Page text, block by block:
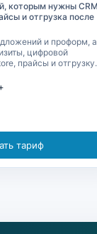
которым нужны
и отгрузка после
и проформ, а
цифровой
прайсы и отгрузку.
и запросы
тариф